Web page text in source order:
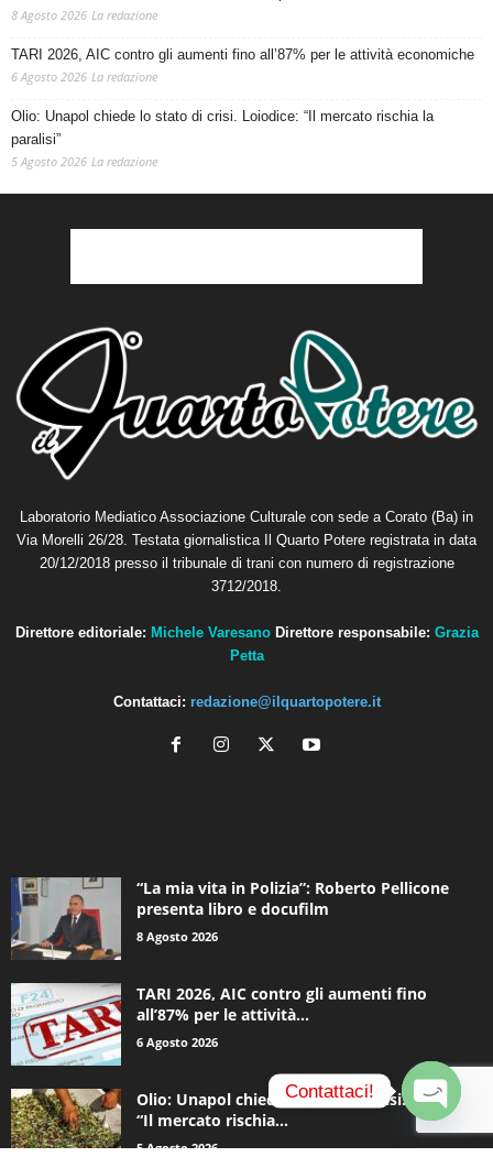
8 Agosto 2026 La redazione
TARI 2026, AIC contro gli aumenti fino all’87% per le attività economiche
6 Agosto 2026 La redazione
Olio: Unapol chiede lo stato di crisi. Loiodice: “Il mercato rischia la
paralisi”
5 Agosto 2026 La redazione
Laboratorio Mediatico Associazione Culturale con sede a Corato (Ba) in
Via Morelli 26/28. Testata giornalistica Il Quarto Potere registrata in data
20/12/2018 presso il tribunale di trani con numero di registrazione
3712/2018.
Direttore editoriale: Michele Varesano Direttore responsabile: Grazia
Petta
Contattaci: redazione@ilquartopotere.it
“La mia vita in Polizia”: Roberto Pellicone
presenta libro e docufilm
8 Agosto 2026
TARI 2026, AIC contro gli aumenti fino
all’87% per le attività...
6 Agosto 2026
Olio: Unapol chiede lo stato di crisi. Loiodice:
“Il mercato rischia...
5 Agosto 2026
Contattaci!
O